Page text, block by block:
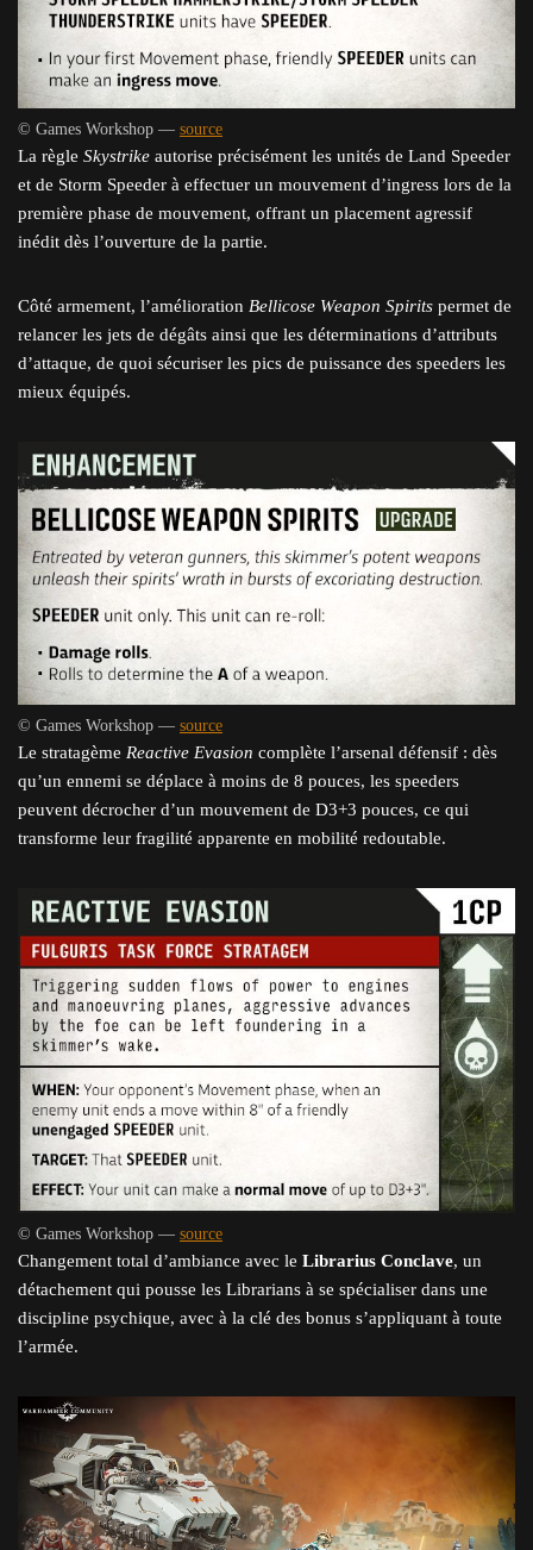
© Games Workshop — source
La règle Skystrike autorise précisément les unités de Land Speeder
et de Storm Speeder à effectuer un mouvement d’ingress lors de la
première phase de mouvement, offrant un placement agressif
inédit dès l’ouverture de la partie.
Côté armement, l’amélioration Bellicose Weapon Spirits permet de
relancer les jets de dégâts ainsi que les déterminations d’attributs
d’attaque, de quoi sécuriser les pics de puissance des speeders les
mieux équipés.
© Games Workshop — source
Le stratagème Reactive Evasion complète l’arsenal défensif : dès
qu’un ennemi se déplace à moins de 8 pouces, les speeders
peuvent décrocher d’un mouvement de D3+3 pouces, ce qui
transforme leur fragilité apparente en mobilité redoutable.
© Games Workshop — source
Changement total d’ambiance avec le Librarius Conclave, un
détachement qui pousse les Librarians à se spécialiser dans une
discipline psychique, avec à la clé des bonus s’appliquant à toute
l’armée.